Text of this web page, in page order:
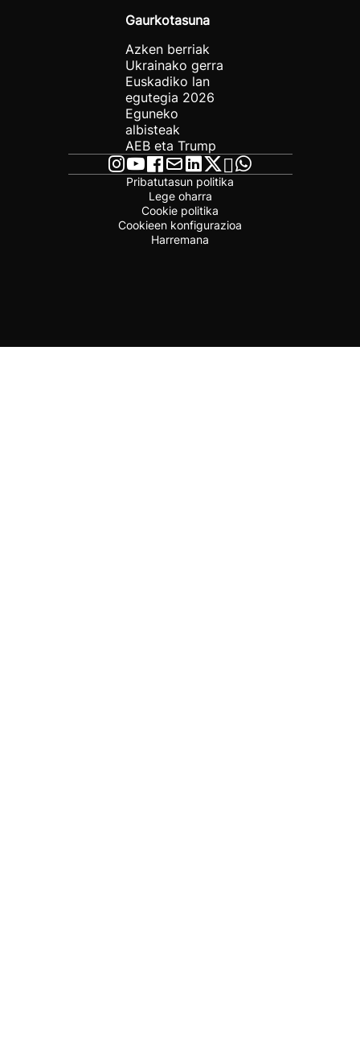
Gaurkotasuna
Azken berriak
Ukrainako gerra
Euskadiko lan
egutegia 2026
Eguneko
albisteak
AEB eta Trump
Pribatutasun politika
Lege oharra
Cookie politika
Cookieen konfigurazioa
Harremana